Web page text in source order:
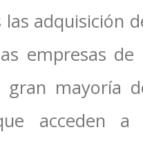
adquisición
empresas de
mayoría
acceden